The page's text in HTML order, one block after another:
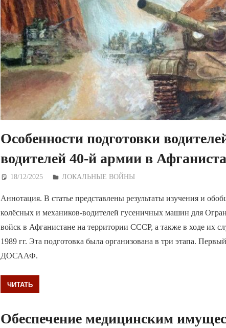
Особенности подготовки
водителей 40-й армии в
18/12/2025 Дежурный по Редакции
ЛОКАЛЬНЫЕ ВОЙНЫ
Аннотация. В статье представлены результаты изучения и
колёсных и механиков-водителей гусеничных машин для
войск в Афганистане на территории СССР, а также в ходе их
1989 гг. Эта подготовка была организована в три этапа.
ДОСААФ.
ЧИТАТЬ
Обеспечение медицинским